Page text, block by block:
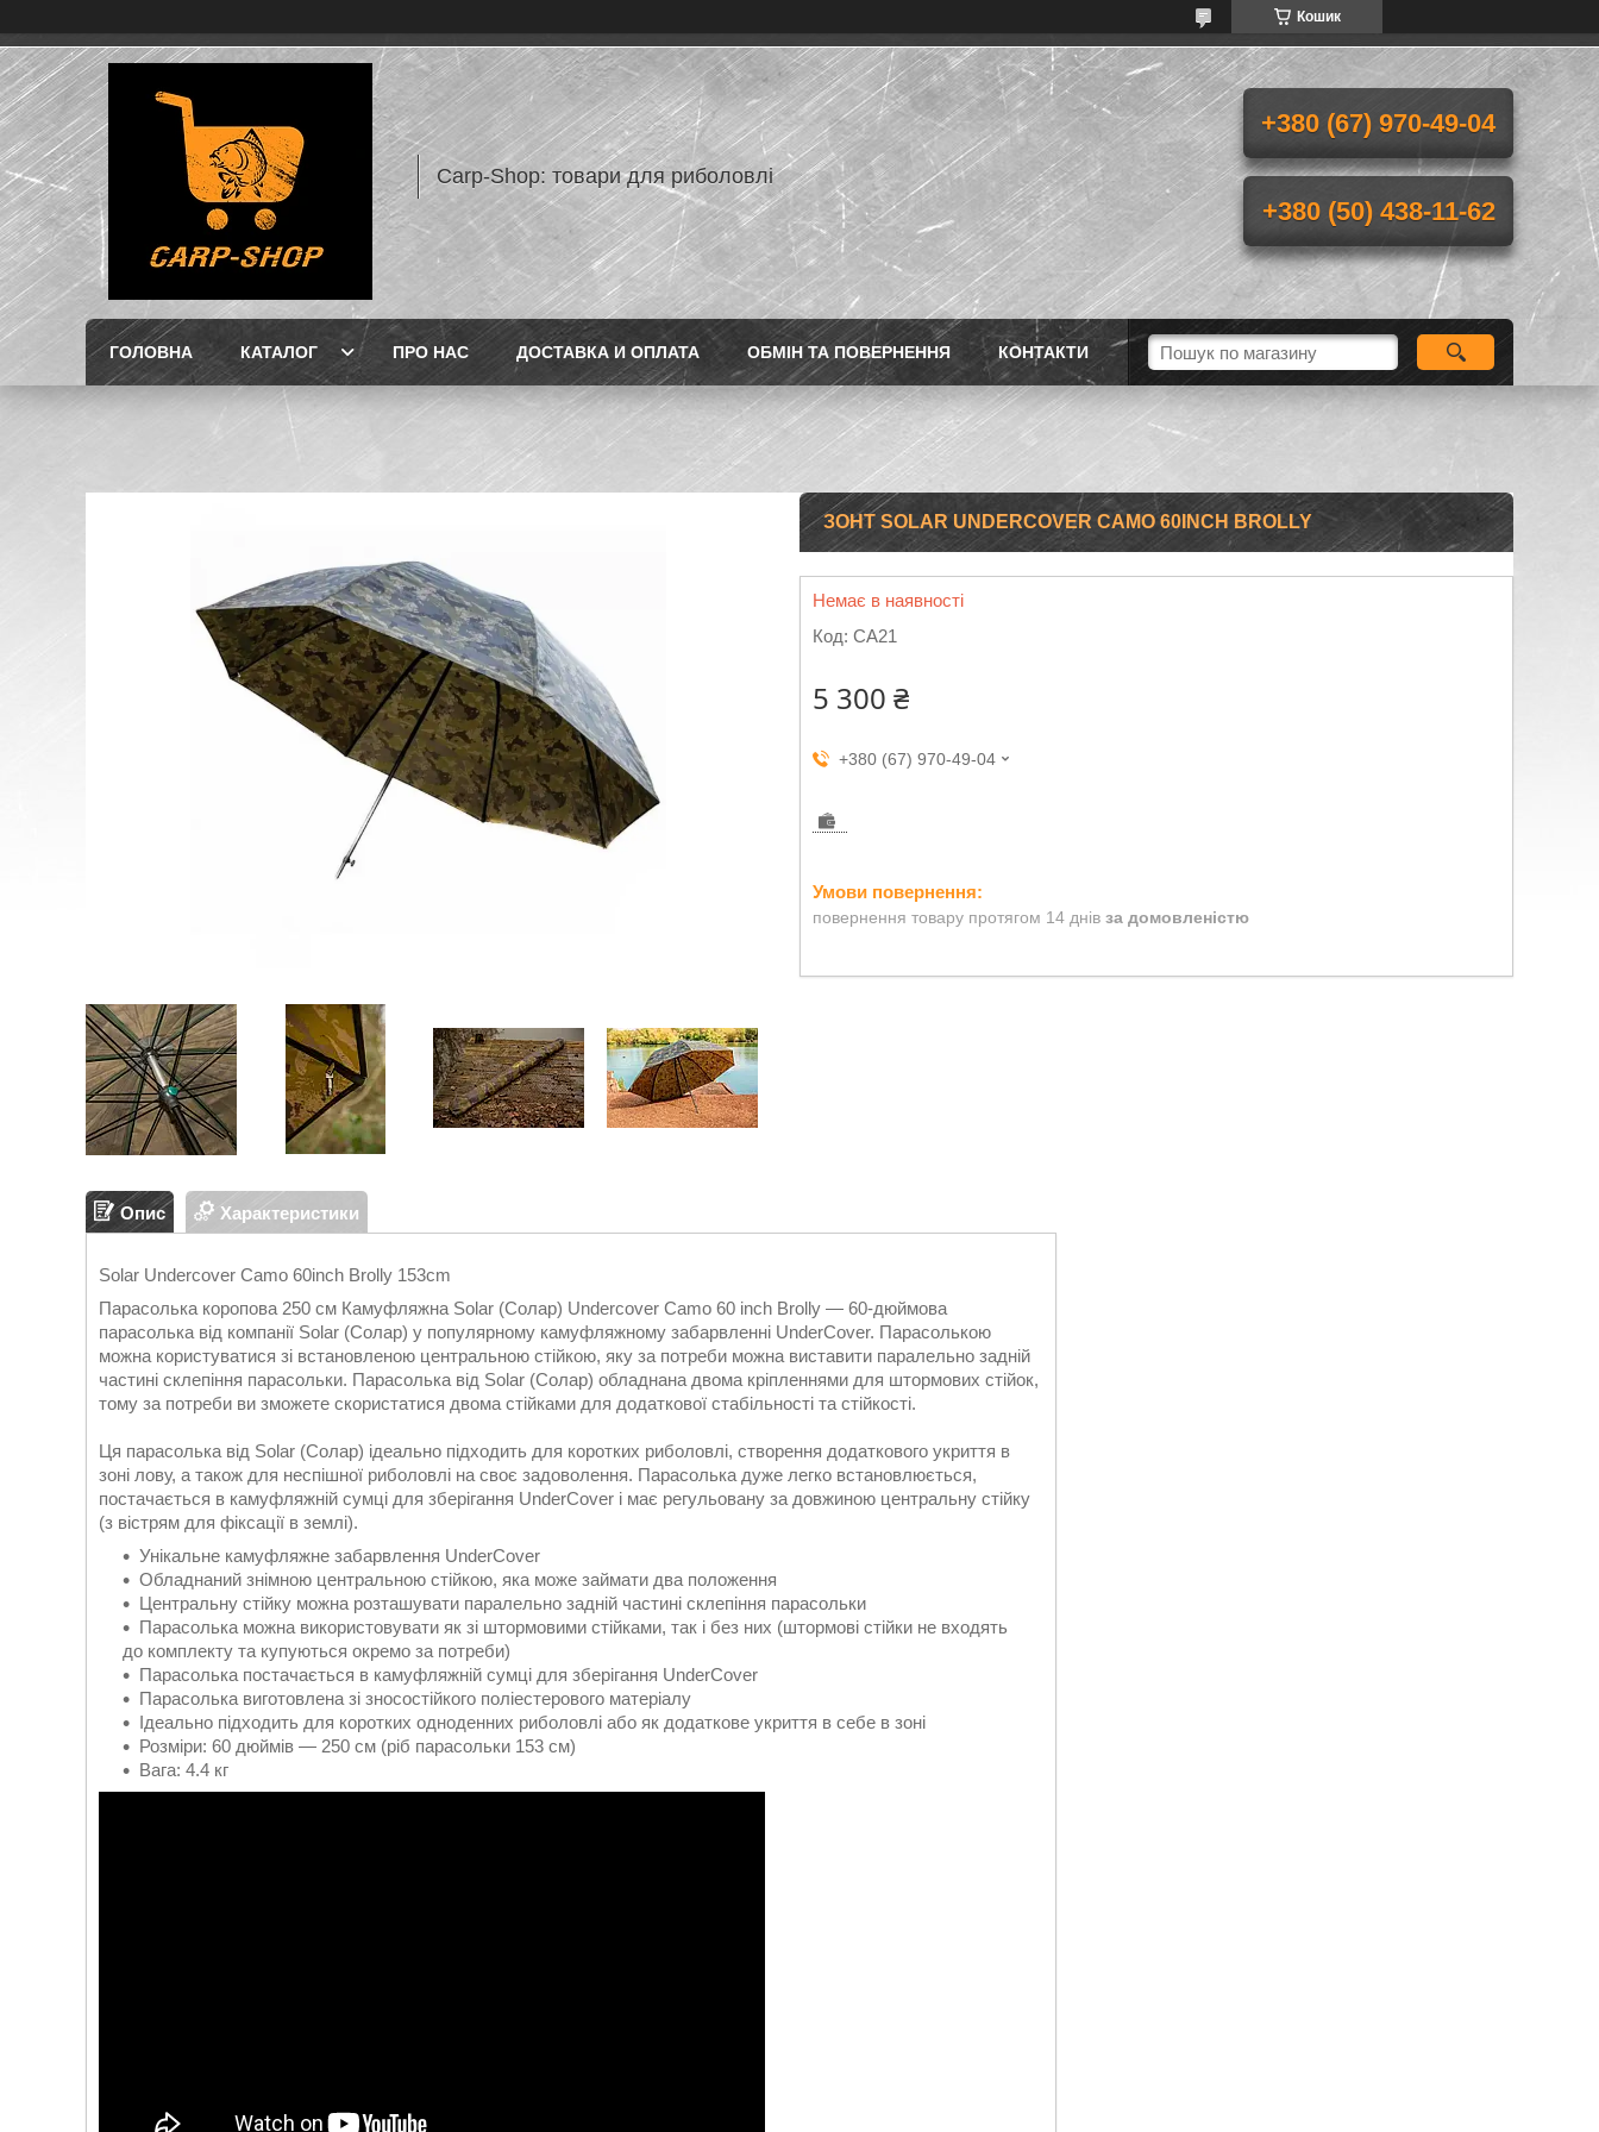
Кошик
Carp-Shop: товари для риболовлі
+380 (67) 970-49-04
+380 (50) 438-11-62
ГОЛОВНА КАТАЛОГ ПРО НАС ДОСТАВКА И ОПЛАТА ОБМІН ТА ПОВЕРНЕННЯ КОНТАКТИ
ЗОНТ SOLAR UNDERCOVER CAMO 60INCH BROLLY
Немає в наявності
Код: CA21
5 300 ₴
+380 (67) 970-49-04
повернення товару протягом 14 днів за домовленістю
Опис Характеристики
Solar Undercover Camo 60inch Brolly 153cm
Парасолька коропова 250 см Камуфляжна Solar (Солар) Undercover Camo 60 inch Brolly — 60-дюймова
парасолька від компанії Solar (Солар) у популярному камуфляжному забарвленні UnderCover. Парасолькою
можна користуватися зі встановленою центральною стійкою, яку за потреби можна виставити паралельно задній
частині склепіння парасольки. Парасолька від Solar (Солар) обладнана двома кріпленнями для штормових стійок,
тому за потреби ви зможете скористатися двома стійками для додаткової стабільності та стійкості.
Ця парасолька від Solar (Солар) ідеально підходить для коротких риболовлі, створення додаткового укриття в
зоні лову, а також для неспішної риболовлі на своє задоволення. Парасолька дуже легко встановлюється,
постачається в камуфляжній сумці для зберігання UnderCover і має регульовану за довжиною центральну стійку
(з вістрям для фіксації в землі).
Унікальне камуфляжне забарвлення UnderCover
Обладнаний знімною центральною стійкою, яка може займати два положення
Центральну стійку можна розташувати паралельно задній частині склепіння парасольки
Парасолька можна використовувати як зі штормовими стійками, так і без них (штормові стійки не входять
до комплекту та купуються окремо за потреби)
Парасолька постачається в камуфляжній сумці для зберігання UnderCover
Парасолька виготовлена зі зносостійкого поліестерового матеріалу
Ідеально підходить для коротких одноденних риболовлі або як додаткове укриття в себе в зоні
Розміри: 60 дюймів — 250 см (ріб парасольки 153 см)
Вага: 4.4 кг